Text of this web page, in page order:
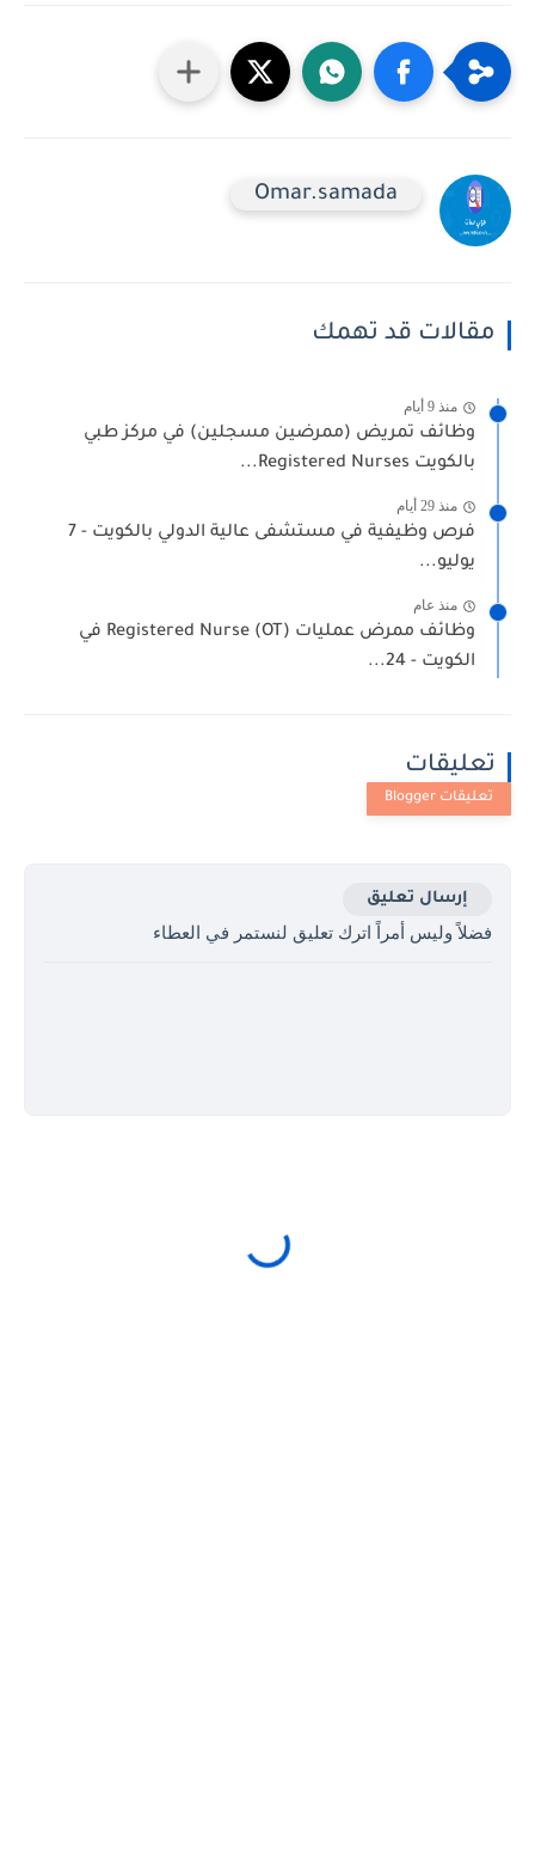
Omar.samada
مقالات قد تهمك
منذ 9 أيام
وظائف تمريض (ممرضين مسجلين) في مركز طبي
بالكويت Registered Nurses...
منذ 29 أيام
فرص وظيفية في مستشفى عالية الدولي بالكويت - 7
يوليو...
منذ عام
وظائف ممرض عمليات Registered Nurse (OT) في
الكويت - 24...
تعليقات
إرسال تعليق
فضلاً وليس أمراً اترك تعليق لنستمر في العطاء